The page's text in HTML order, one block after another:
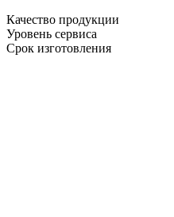
Качество продукции
Уровень сервиса
Срок изготовления